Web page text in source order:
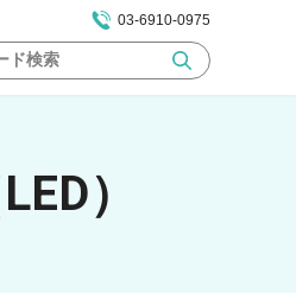
03-6910-0975
）